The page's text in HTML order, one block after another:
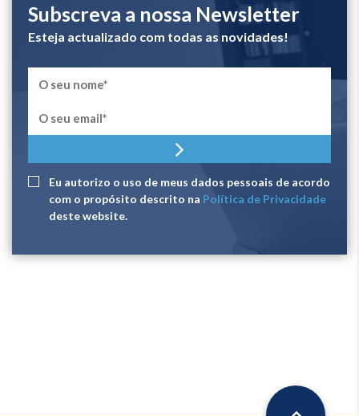
Subscreva a nossa Newsletter
Esteja actualizado com todas as novidades!
Eu autorizo ​​o uso de meus dados pessoais de acordo
com o propósito descrito na Política de Privacidade
deste website.